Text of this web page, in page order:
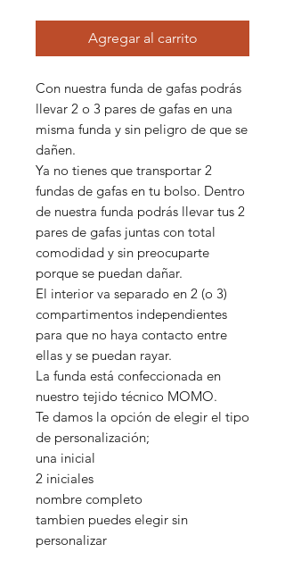
Agregar al carrito
Con nuestra funda de gafas podrás
llevar 2 o 3 pares de gafas en una
misma funda y sin peligro de que se
dañen.
Ya no tienes que transportar 2
fundas de gafas en tu bolso. Dentro
de nuestra funda podrás llevar tus 2
pares de gafas juntas con total
comodidad y sin preocuparte
porque se puedan dañar.
El interior va separado en 2 (o 3)
compartimentos independientes
para que no haya contacto entre
ellas y se puedan rayar.
La funda está confeccionada en
nuestro tejido técnico MOMO.
Te damos la opción de elegir el tipo
de personalización;
una inicial
2 iniciales
nombre completo
tambien puedes elegir sin
personalizar